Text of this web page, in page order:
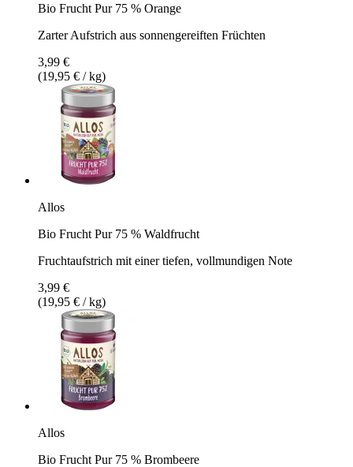
Bio Frucht Pur 75 % Orange
Zarter Aufstrich aus sonnengereiften Früchten
3,99 €
(19,95 € / kg)
Allos
Bio Frucht Pur 75 % Waldfrucht
Fruchtaufstrich mit einer tiefen, vollmundigen Note
3,99 €
(19,95 € / kg)
Allos
Bio Frucht Pur 75 % Brombeere